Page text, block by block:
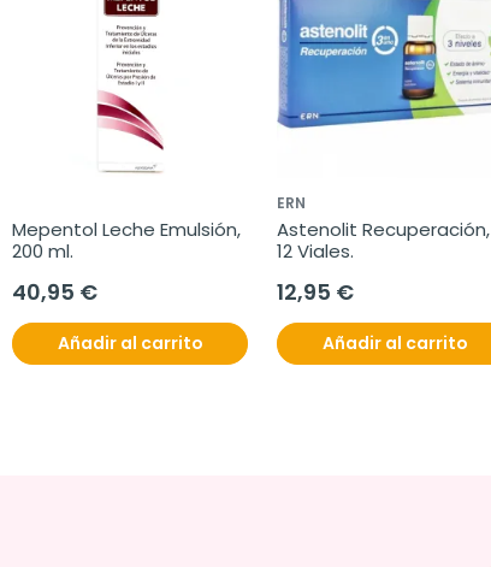
Mepentol Leche Emulsión,
200 ml.
40,95 €
Añadir al carrito
ERN
Astenolit Recuperación,
12 Viales.
12,95 €
Añadir al carrito